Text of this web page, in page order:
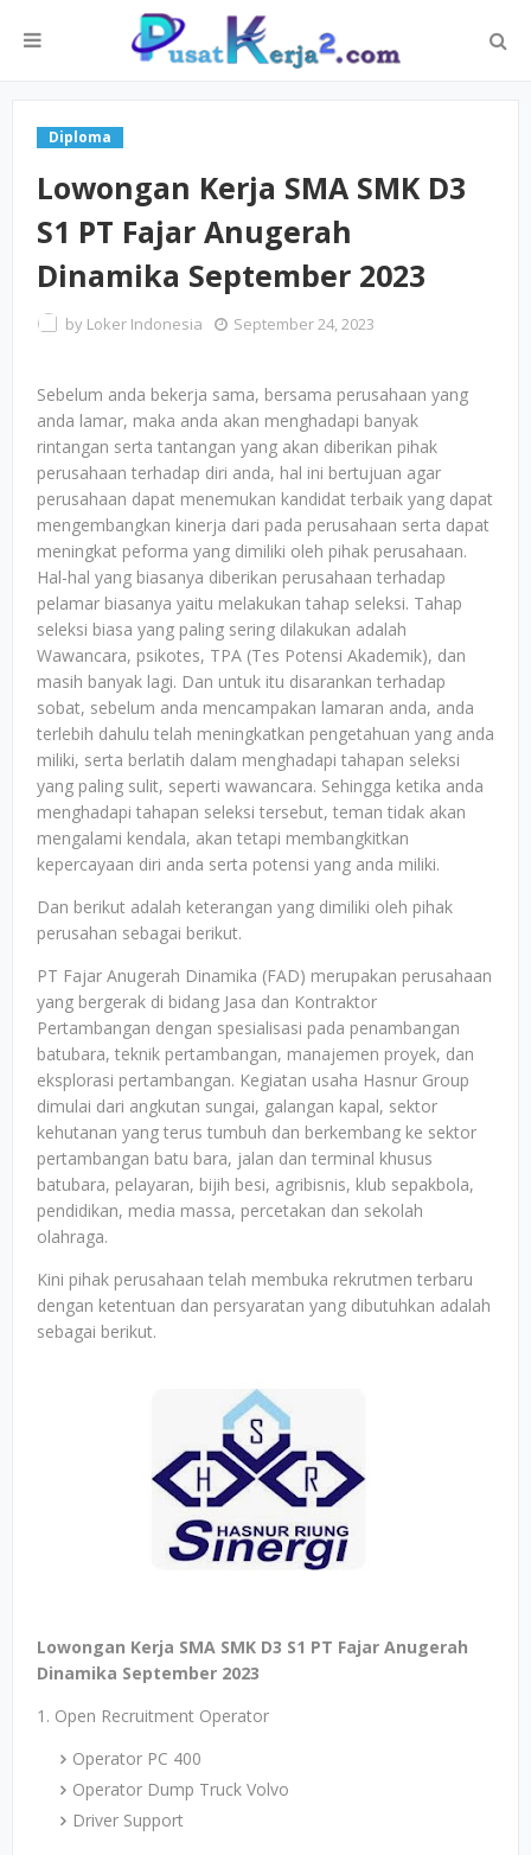
Diploma
Lowongan Kerja SMA SMK D3
S1 PT Fajar Anugerah
Dinamika September 2023
by Loker Indonesia September 24, 2023
Sebelum anda bekerja sama, bersama perusahaan yang
anda lamar, maka anda akan menghadapi banyak
rintangan serta tantangan yang akan diberikan pihak
perusahaan terhadap diri anda, hal ini bertujuan agar
perusahaan dapat menemukan kandidat terbaik yang dapat
mengembangkan kinerja dari pada perusahaan serta dapat
meningkat peforma yang dimiliki oleh pihak perusahaan.
Hal-hal yang biasanya diberikan perusahaan terhadap
pelamar biasanya yaitu melakukan tahap seleksi. Tahap
seleksi biasa yang paling sering dilakukan adalah
Wawancara, psikotes, TPA (Tes Potensi Akademik), dan
masih banyak lagi. Dan untuk itu disarankan terhadap
sobat, sebelum anda mencampakan lamaran anda, anda
terlebih dahulu telah meningkatkan pengetahuan yang anda
miliki, serta berlatih dalam menghadapi tahapan seleksi
yang paling sulit, seperti wawancara. Sehingga ketika anda
menghadapi tahapan seleksi tersebut, teman tidak akan
mengalami kendala, akan tetapi membangkitkan
kepercayaan diri anda serta potensi yang anda miliki.
Dan berikut adalah keterangan yang dimiliki oleh pihak
perusahan sebagai berikut.
PT Fajar Anugerah Dinamika (FAD) merupakan perusahaan
yang bergerak di bidang Jasa dan Kontraktor
Pertambangan dengan spesialisasi pada penambangan
batubara, teknik pertambangan, manajemen proyek, dan
eksplorasi pertambangan. Kegiatan usaha Hasnur Group
dimulai dari angkutan sungai, galangan kapal, sektor
kehutanan yang terus tumbuh dan berkembang ke sektor
pertambangan batu bara, jalan dan terminal khusus
batubara, pelayaran, bijih besi, agribisnis, klub sepakbola,
pendidikan, media massa, percetakan dan sekolah
olahraga.
Kini pihak perusahaan telah membuka rekrutmen terbaru
dengan ketentuan dan persyaratan yang dibutuhkan adalah
sebagai berikut.
Lowongan Kerja SMA SMK D3 S1 PT Fajar Anugerah
Dinamika September 2023
1. Open Recruitment Operator
Operator PC 400
Operator Dump Truck Volvo
Driver Support